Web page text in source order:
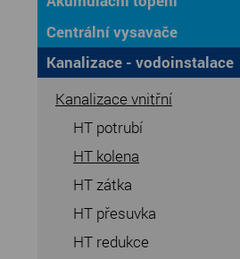
Centrální vysavače
Kanalizace - vodoinstalace
Kanalizace vnitřní
HT potrubí
HT kolena
HT zátka
HT přesuvka
HT redukce